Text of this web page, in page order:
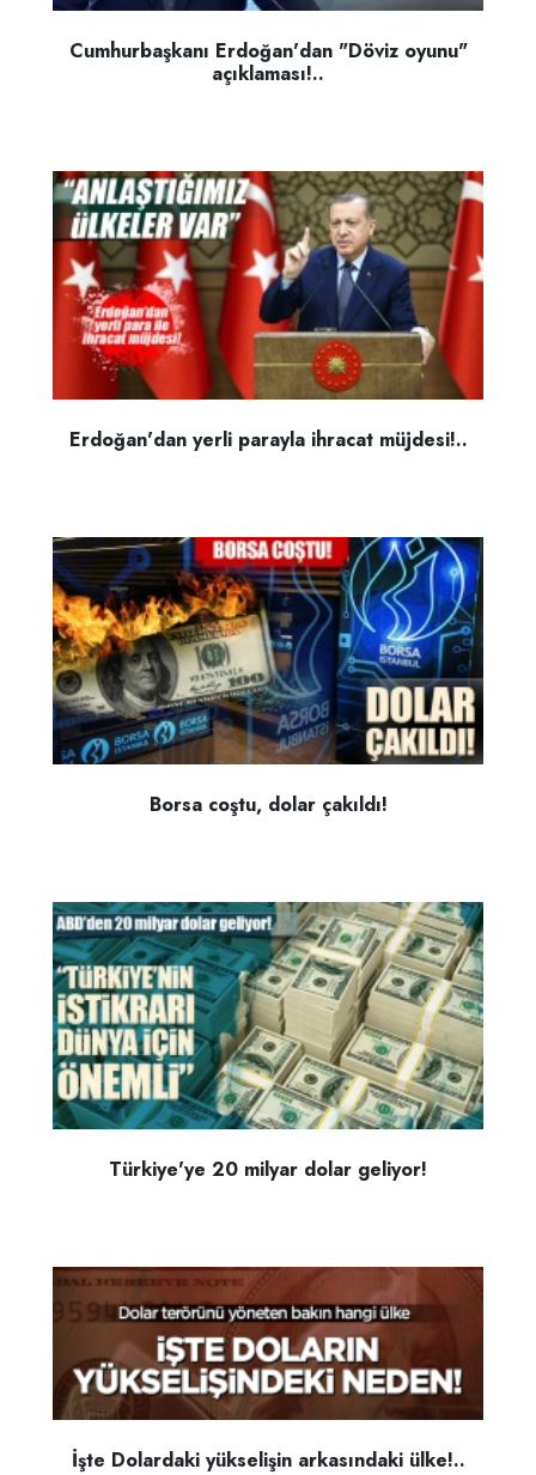
Cumhurbaşkanı Erdoğan'dan "Döviz oyunu"
açıklaması!..
Erdoğan'dan yerli parayla ihracat müjdesi!..
Borsa coştu, dolar çakıldı!
Türkiye'ye 20 milyar dolar geliyor!
İşte Dolardaki yükselişin arkasındaki ülke!..